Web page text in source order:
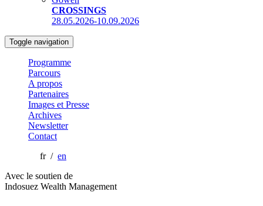
CROSSINGS
28.05.2026-10.09.2026
Toggle navigation
Programme
Parcours
A propos
Partenaires
Images et Presse
Archives
Newsletter
Contact
fr / en
Avec le soutien de
Indosuez Wealth Management